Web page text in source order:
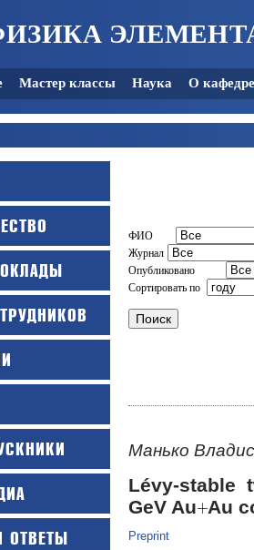
Мастер классы Наука О кафедре
ОТВЕТЫ
ФИО
Журнал
Опубликовано
Сортировать по
Манько
Lévy-stable
GeV Au
Au
Preprint